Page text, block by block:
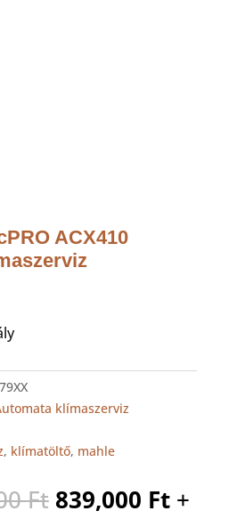
ACX410
klímaszerviz
, klímatöltő, mahle
Ft Original
839,000 Ft +